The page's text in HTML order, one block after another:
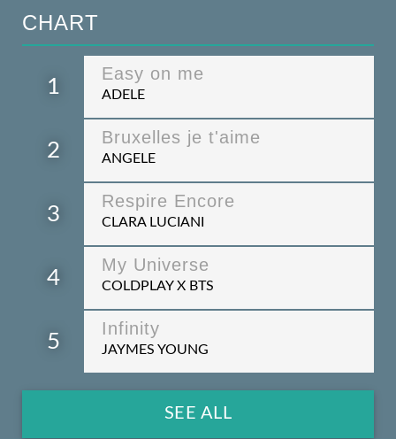
CHART
1
Easy on me
ADELE
2
Bruxelles je t'aime
ANGELE
3
Respire Encore
CLARA LUCIANI
4
My Universe
COLDPLAY X BTS
5
Infinity
JAYMES YOUNG
SEE ALL